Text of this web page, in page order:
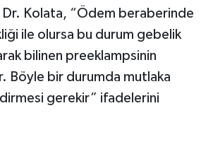
Kolata, “Ödem beraberinde
ile olursa bu durum gebelik
bilinen preeklampsinin
Böyle bir durumda mutlaka
gerekir” ifadelerini